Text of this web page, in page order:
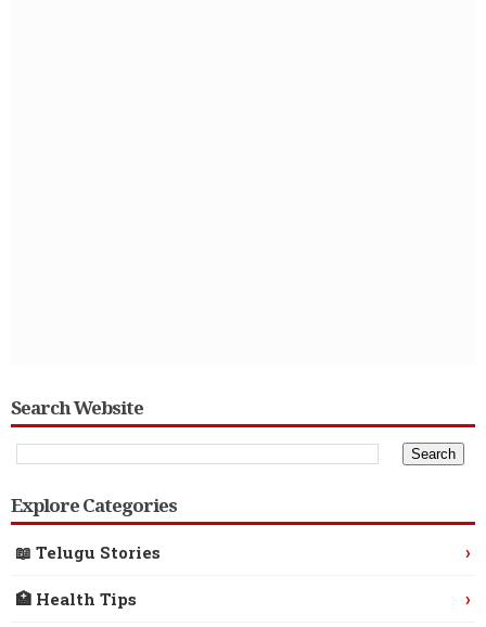
Search Website
Explore Categories
📖 Telugu Stories ›
🏥 Health Tips ›